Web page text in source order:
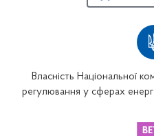
Власність Національної
регулювання у сферах